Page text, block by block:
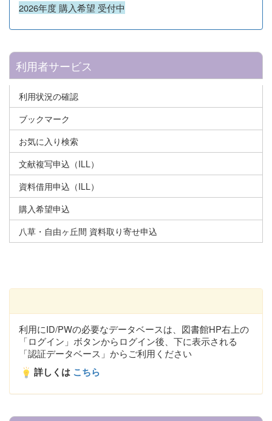
2026年度 購入希望 受付中
利用者サービス
利用状況の確認
ブックマーク
お気に入り検索
文献複写申込（ILL）
資料借用申込（ILL）
購入希望申込
八草・自由ヶ丘間 資料取り寄せ申込
利用にID/PWの必要なデータベースは、図書館HP右上の
「ログイン」ボタンからログイン後、下に表示される
「認証データベース」からご利用ください
詳しくは こちら